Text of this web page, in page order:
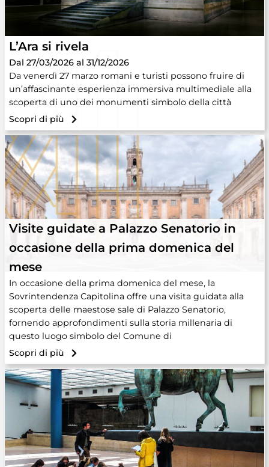
L’Ara si rivela
Dal 27/03/2026 al 31/12/2026
Da venerdì 27 marzo romani e turisti possono fruire di
un’affascinante esperienza immersiva multimediale alla
scoperta di uno dei monumenti simbolo della città
Scopri di più
Visite guidate a Palazzo Senatorio in
occasione della prima domenica del
mese
In occasione della prima domenica del mese, la
Sovrintendenza Capitolina offre una visita guidata alla
scoperta delle maestose sale di Palazzo Senatorio,
fornendo approfondimenti sulla storia millenaria di
questo luogo simbolo del Comune di
Scopri di più